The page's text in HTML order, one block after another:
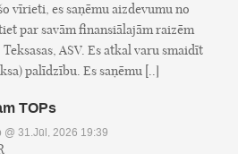
vīrieti, es saņēmu aizdevumu no
par savām finansiālajām raizēm
ASV. Es atkal varu smaidīt
palīdzību. Es saņēmu [..]
TOPs
@ 31.Jūl, 2026 19:39